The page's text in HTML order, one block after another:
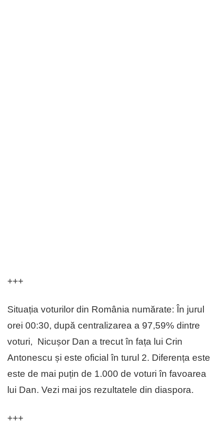
+++
Situația voturilor din România numărate: În jurul
orei 00:30, după centralizarea a 97,59% dintre
voturi, Nicușor Dan a trecut în fața lui Crin
Antonescu și este oficial în turul 2. Diferența este
este de mai puțin de 1.000 de voturi în favoarea
lui Dan. Vezi mai jos rezultatele din diaspora.
+++